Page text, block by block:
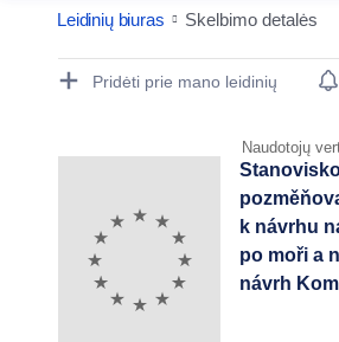
Leidinių biuras Skelbimo detalės
Publication Detail
Pridėti prie mano leidinių
Naudotojų
k návrhu
po moři a
návrh